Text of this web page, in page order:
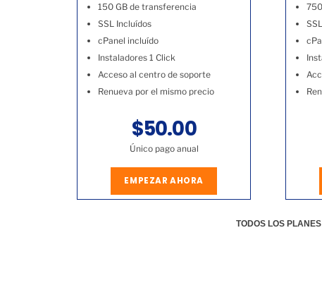
150 GB de transferencia
SSL Incluídos
cPanel incluído
Instaladores 1 Click
Acceso al centro de soporte
Renueva por el mismo precio
$50.00
Único pago anual
EMPEZAR AHORA
TODOS LOS